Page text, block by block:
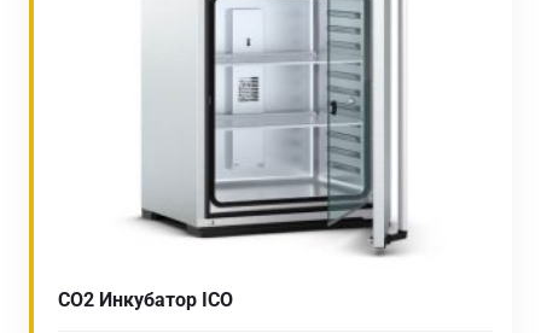
CO2 Инкубатор ICO